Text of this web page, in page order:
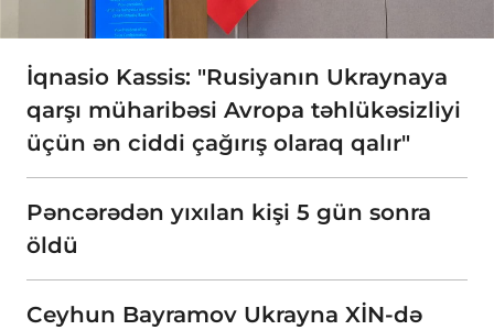
İqnasio Kassis: "Rusiyanın Ukraynaya
qarşı müharibəsi Avropa təhlükəsizliyi
üçün ən ciddi çağırış olaraq qalır"
Pəncərədən yıxılan kişi 5 gün sonra
öldü
Ceyhun Bayramov Ukrayna XİN-də